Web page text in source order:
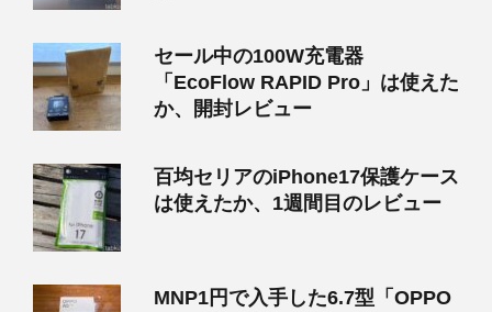
セール中の100W充電器
「EcoFlow RAPID Pro」は使えた
か、開封レビュー
百均セリアのiPhone17保護ケース
は使えたか、1週間目のレビュー
MNP1円で入手した6.7型「OPPO